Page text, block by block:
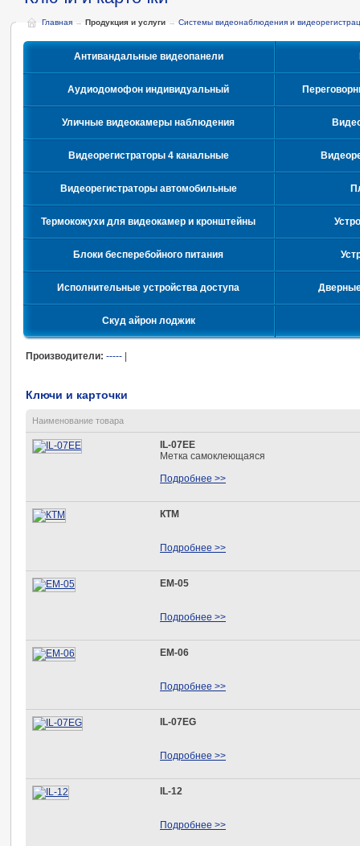
Главная → Продукция и услуги → Системы видеонаблюдения и
Антивандальные видеопанели
Аудиодомофон индивидуальный
Уличные видеокамеры наблюдения
Видеорегистраторы 4 канальные
Видеорегистраторы автомобильные
Термокожухи для видеокамер и кронштейны
Блоки бесперебойного питания
Исполнительные устройства доступа
Скуд айрон лоджик
Производители: -----
Ключи и карточки
Наименование товара
IL-07EE
Метка самоклеющаяся
Подробнее >>
КТМ
Подробнее >>
ЕМ-05
Подробнее >>
ЕМ-06
Подробнее >>
IL-07EG
Подробнее >>
IL-12
Подробнее >>